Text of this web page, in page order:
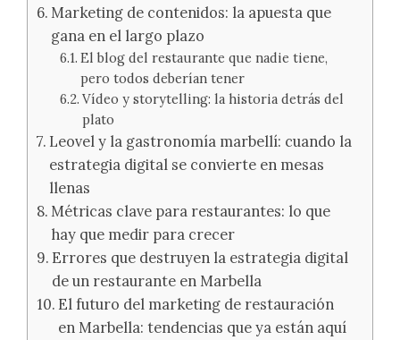
Marketing de contenidos: la apuesta que
gana en el largo plazo
El blog del restaurante que nadie tiene,
pero todos deberían tener
Vídeo y storytelling: la historia detrás del
plato
Leovel y la gastronomía marbellí: cuando la
estrategia digital se convierte en mesas
llenas
Métricas clave para restaurantes: lo que
hay que medir para crecer
Errores que destruyen la estrategia digital
de un restaurante en Marbella
El futuro del marketing de restauración
en Marbella: tendencias que ya están aquí